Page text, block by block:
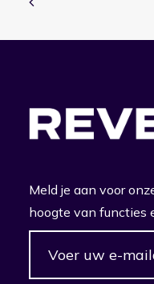
Meld je aan voor
hoogte van functies